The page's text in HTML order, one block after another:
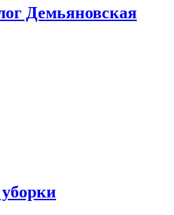
Демьяновская